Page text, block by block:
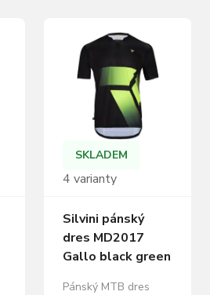
SKLADEM
4 varianty
Silvini pánský
dres MD2017
Gallo black green
Pánský MTB dres